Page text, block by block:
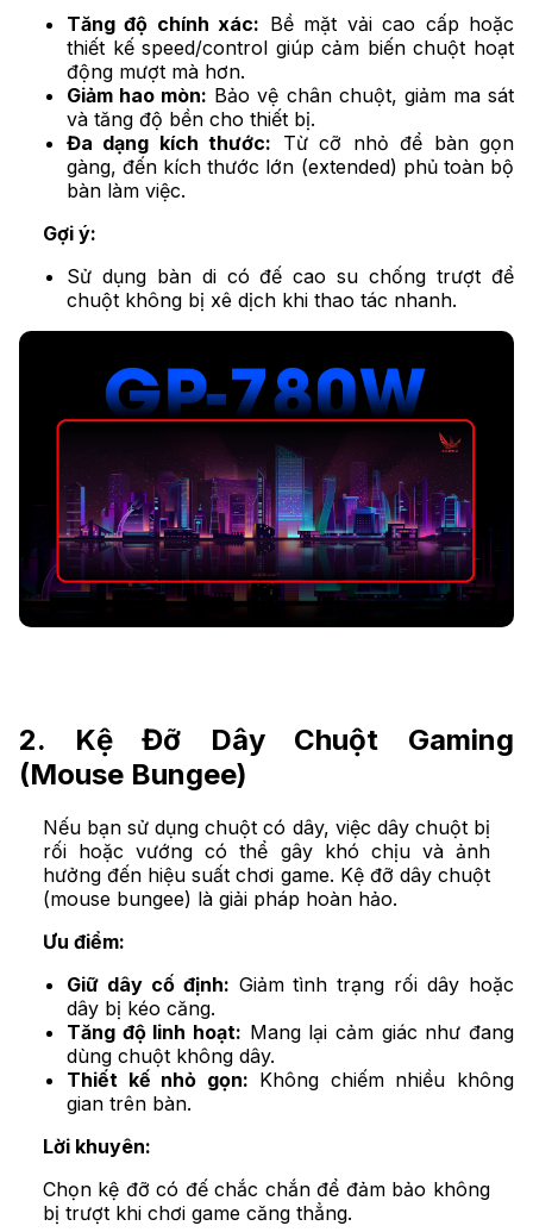
Tăng độ chính xác: Bề mặt vải cao cấp hoặc
thiết kế speed/control giúp cảm biến chuột hoạt
động mượt mà hơn.
Giảm hao mòn: Bảo vệ chân chuột, giảm ma sát
và tăng độ bền cho thiết bị.
Đa dạng kích thước: Từ cỡ nhỏ để bàn gọn
gàng, đến kích thước lớn (extended) phủ toàn bộ
bàn làm việc.
Gợi ý:
Sử dụng bàn di có đế cao su chống trượt để
chuột không bị xê dịch khi thao tác nhanh.
2. Kệ Đỡ Dây Chuột Gaming
(Mouse Bungee)
Nếu bạn sử dụng chuột có dây, việc dây chuột bị
rối hoặc vướng có thể gây khó chịu và ảnh
hưởng đến hiệu suất chơi game. Kệ đỡ dây chuột
(mouse bungee) là giải pháp hoàn hảo.
Ưu điểm:
Giữ dây cố định: Giảm tình trạng rối dây hoặc
dây bị kéo căng.
Tăng độ linh hoạt: Mang lại cảm giác như đang
dùng chuột không dây.
Thiết kế nhỏ gọn: Không chiếm nhiều không
gian trên bàn.
Lời khuyên:
Chọn kệ đỡ có đế chắc chắn để đảm bảo không
bị trượt khi chơi game căng thẳng.